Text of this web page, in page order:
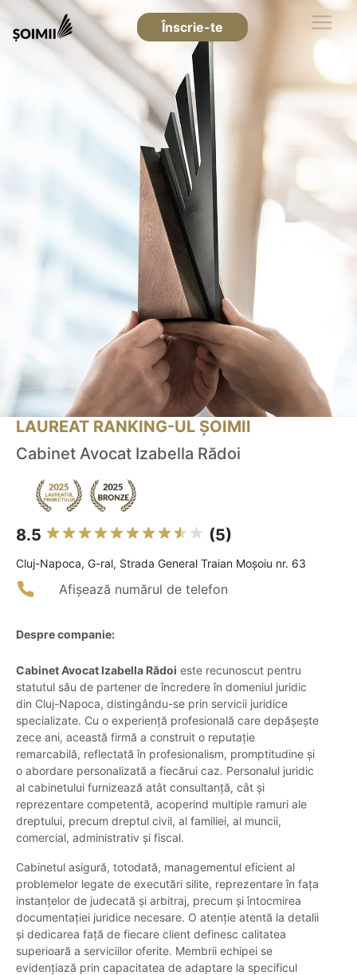
Înscrie-te
LAUREAT RANKING-UL ȘOIMII
Cabinet Avocat Izabella Rădoi
8.5 (5)
Cluj-Napoca, G-ral, Strada General Traian Moșoiu nr. 63
Afișează numărul de telefon
Despre companie:
Cabinet Avocat Izabella Rădoi este recunoscut pentru
statutul său de partener de încredere în domeniul juridic
din Cluj-Napoca, distingându-se prin servicii juridice
specializate. Cu o experiență profesională care depășește
zece ani, această firmă a construit o reputație
remarcabilă, reflectată în profesionalism, promptitudine și
o abordare personalizată a fiecărui caz. Personalul juridic
al cabinetului furnizează atât consultanță, cât și
reprezentare competentă, acoperind multiple ramuri ale
dreptului, precum dreptul civil, al familiei, al muncii,
comercial, administrativ și fiscal.
Cabinetul asigură, totodată, managementul eficient al
problemelor legate de executări silite, reprezentare în fața
instanțelor de judecată și arbitraj, precum și întocmirea
documentației juridice necesare. O atenție atentă la detalii
și dedicarea față de fiecare client definesc calitatea
superioară a serviciilor oferite. Membrii echipei se
evidențiază prin capacitatea de adaptare la specificul